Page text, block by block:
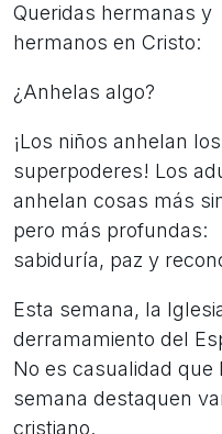
Queridas hermanas y
hermanos en Cristo:
¿Anhelas algo?
¡Los niños anhelan los
superpoderes! Los
anhelan cosas más
pero más profundas:
sabiduría, paz y
Esta semana, la
derramamiento del
No es casualidad
semana destaquen
cristiano.